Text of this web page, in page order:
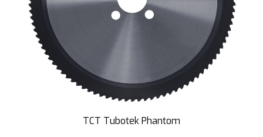
TCT Tubotek Phantom